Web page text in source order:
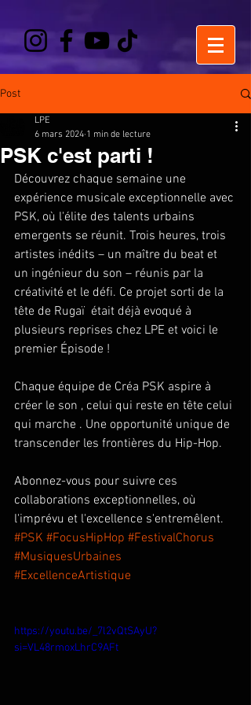
Post
PSK c'est parti !
LPE
6 mars 2024 1 min de lecture
Découvrez chaque semaine une
expérience musicale exceptionnelle avec
PSK, où l'élite des talents urbains
emergents se réunit. Trois heures, trois
artistes inédits – un maître du beat et
un ingénieur du son – réunis par la
créativité et le défi. Ce projet sorti de la
tête de Rugaï  était déjà evoqué à
plusieurs reprises chez LPE et voici le
premier Épisode !
Chaque équipe de Créa PSK aspire à
créer le son , celui qui reste en tête celui
qui marche . Une opportunité unique de
transcender les frontières du Hip-Hop.
Abonnez-vous pour suivre ces
collaborations exceptionnelles, où
l'imprévu et l'excellence s'entremêlent.
#PSK #FocusHipHop #FestivalChorus
#MusiquesUrbaines
#ExcellenceArtistique
https://youtu.be/_7l2vQtSAyU?
si=VL48rmoxLhrC9AFt